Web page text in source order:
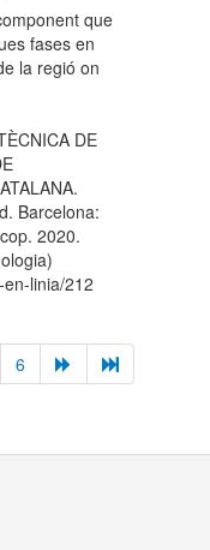
que
fases en
la regió on
DE
Barcelona:
2020.
linia/212
6